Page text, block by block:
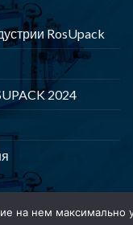
RosUpack
2024
на нем максимально